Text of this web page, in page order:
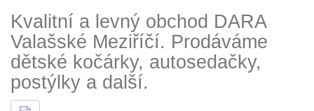
Kvalitní a levný obchod DARA
Valašské Meziříčí. Prodáváme
dětské kočárky, autosedačky,
postýlky a další.